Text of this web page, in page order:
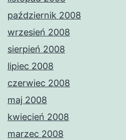
październik 2008
wrzesień 2008
sierpień 2008
lipiec 2008
czerwiec 2008
maj 2008
kwiecień 2008
marzec 2008